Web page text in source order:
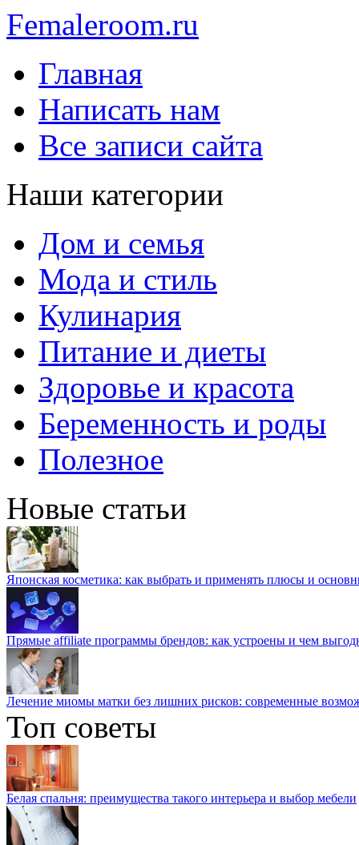
Femaleroom.ru
Главная
Написать нам
Все записи сайта
Наши категории
Дом и семья
Мода и стиль
Кулинария
Питание и диеты
Здоровье и красота
Беременность и роды
Полезное
Новые статьи
Японская косметика: как выбрать и применять плюсы и
Прямые affiliate программы брендов: как устроены и чем
Лечение миомы матки без лишних рисков: современные
Топ советы
Белая спальня: преимущества такого интерьера и выбор мебели